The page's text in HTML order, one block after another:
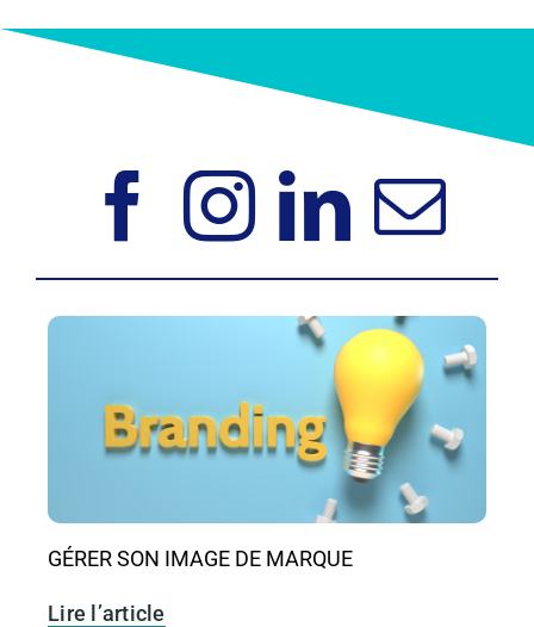
GÉRER SON IMAGE DE MARQUE
Lire l’article